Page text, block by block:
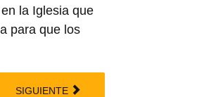
la Iglesia que
para que los
SIGUIENTE